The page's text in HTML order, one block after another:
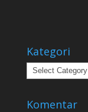
Kategori
Kategori
Komentar